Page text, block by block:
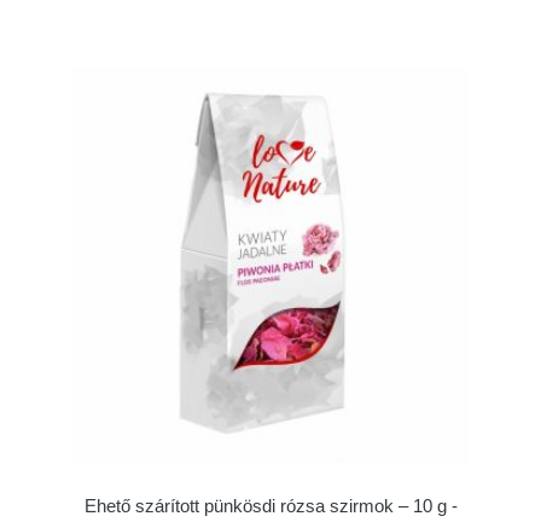
Ehető szárított pünkösdi rózsa szirmok – 10 g -